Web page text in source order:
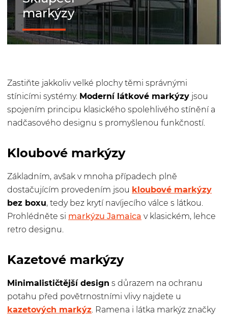
markýzy
Zastiňte jakkoliv velké plochy těmi správnými
stínicími systémy. Moderní látkové markýzy jsou
spojením principu klasického spolehlivého stínění a
nadčasového designu s promyšlenou funkčností.
Kloubové markýzy
Základním, avšak v mnoha případech plně
dostačujícím provedením jsou kloubové markýzy
bez boxu, tedy bez krytí navíjecího válce s látkou.
Prohlédněte si markýzu Jamaica v klasickém, lehce
retro designu.
Kazetové markýzy
Minimalističtější design s důrazem na ochranu
potahu před povětrnostními vlivy najdete u
kazetových markýz. Ramena i látka markýz značky